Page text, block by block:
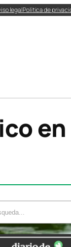
legalPolítica de
en